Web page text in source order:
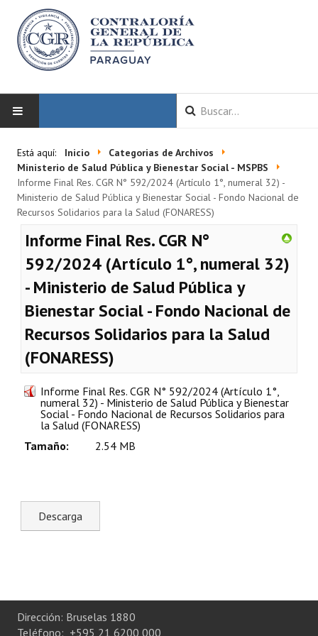
LA CGR
Autoridades
Misión y Visión
Marco Normativo
Plan Estratégico 2022 - 2026
Sistema de Gestión de Calidad
Memorias
Convenios
Resoluciones de Carácter General
Rendición de Cuentas de Viáticos
Reporte de Hechos Punibles
Está aquí: Inicio
Categorias de Archivos
Ministerio de Salud Pública y Bienestar Social - MSPBS
Informe Final Res. CGR N° 592/2024 (Artículo 1°, numeral 32) -
Ministerio de Salud Pública y Bienestar Social - Fondo Nacional de
Recursos Solidarios para la Salud (FONARESS)
Informe Final Res. CGR N°
592/2024 (Artículo 1°, numeral 32)
- Ministerio de Salud Pública y
Bienestar Social - Fondo Nacional de
Recursos Solidarios para la Salud
(FONARESS)
Informe Final Res. CGR N° 592/2024 (Artículo 1°,
numeral 32) - Ministerio de Salud Pública y Bienestar
Social - Fondo Nacional de Recursos Solidarios para
la Salud (FONARESS)
Tamaño:
2.54 MB
Dirección: Bruselas 1880
Teléfono: +595 21 6200 000